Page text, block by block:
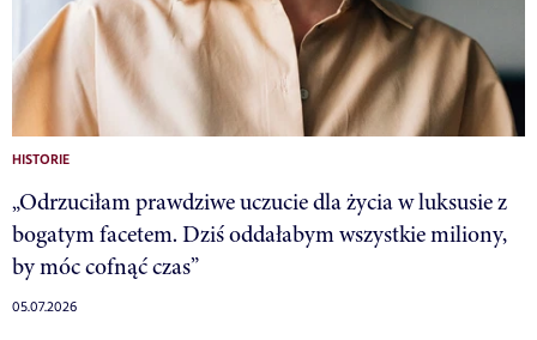
HISTORIE
„Odrzuciłam prawdziwe uczucie dla życia w luksusie z
bogatym facetem. Dziś oddałabym wszystkie miliony,
by móc cofnąć czas”
05.07.2026